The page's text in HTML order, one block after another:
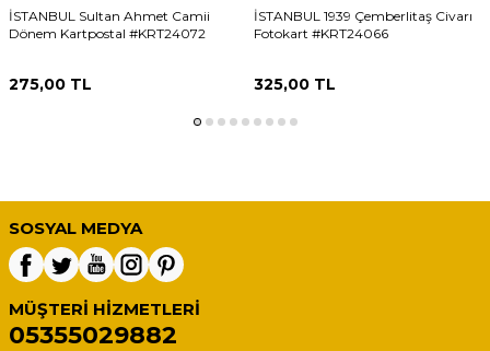
İSTANBUL Sultan Ahmet Camii
Dönem Kartpostal #KRT24072
275,00 TL
İSTANBUL 1939 Çemberlitaş Civarı
Fotokart #KRT24066
325,00TL
SOSYAL MEDYA
MÜŞTERI HIZMETLERI
05355029882